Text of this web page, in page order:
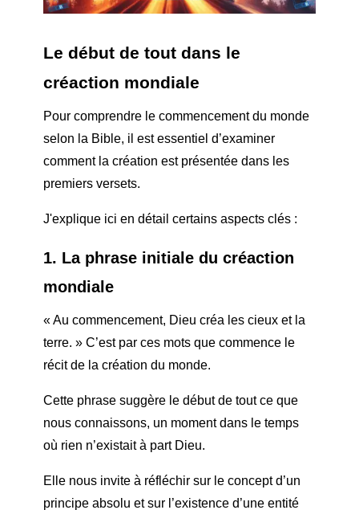
Le début de tout dans le
créaction mondiale
Pour comprendre le commencement du monde
selon la Bible, il est essentiel d’examiner
comment la création est présentée dans les
premiers versets.
J'explique ici en détail certains aspects clés :
1. La phrase initiale du créaction
mondiale
« Au commencement, Dieu créa les cieux et la
terre. » C’est par ces mots que commence le
récit de la création du monde.
Cette phrase suggère le début de tout ce que
nous connaissons, un moment dans le temps
où rien n’existait à part Dieu.
Elle nous invite à réfléchir sur le concept d’un
principe absolu et sur l’existence d’une entité